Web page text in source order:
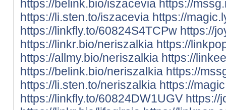
https://belink.bio/iszacevia https://
https://li.sten.to/iszacevia https://
https://linkfly.to/60824S4TCPw https://
https://linkr.bio/neriszalkia https://
https://allmy.bio/neriszalkia https://
https://belink.bio/neriszalkia https://
https://li.sten.to/neriszalkia https://
https://linkfly.to/60824DW1UGV https://